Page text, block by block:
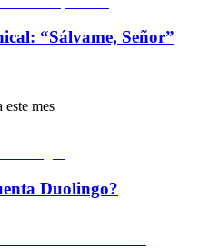
“Sálvame, Señor”
este mes
Duolingo?